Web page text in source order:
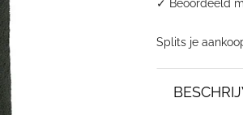
✓ Beoordeeld
Splits je